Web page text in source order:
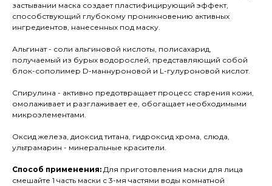
застывании маска создает пластифицирующий эффект,
способствующий глубокому проникновению активных
ингредиентов, нанесенных под маску.
Альгинат - соли альгиновой кислоты, полисахарид,
получаемый из бурых водорослей, представляющий собой
блок-сополимер D-маннуроновой и L-гулуроновой кислот.
Спирулина - активно предотвращает процесс старения кожи,
омолаживает и разглаживает ее, обогащает необходимыми
микроэлементами.
Оксид железа, диоксид титана, гидроксид хрома, слюда,
ультрамарин - минеральные красители.
Способ применения: Для приготовления маски для лица
смешайте 1 часть маски с 3-мя частями воды комнатной